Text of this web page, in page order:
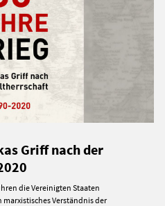
Griff nach der
die Vereinigten Staaten
Verständnis der